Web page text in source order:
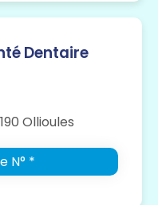
Dentaire
Ollioules
N° *